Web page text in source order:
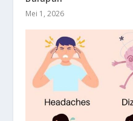
Mei 1, 2026